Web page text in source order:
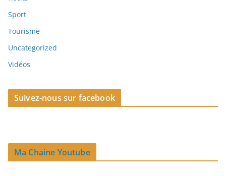
Sport
Tourisme
Uncategorized
Vidéos
Suivez-nous sur facebook
Ma Chaine Youtube